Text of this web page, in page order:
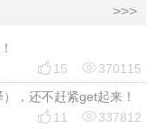
>>>
 15 370115
，还不赶紧get起来！
 11 337812